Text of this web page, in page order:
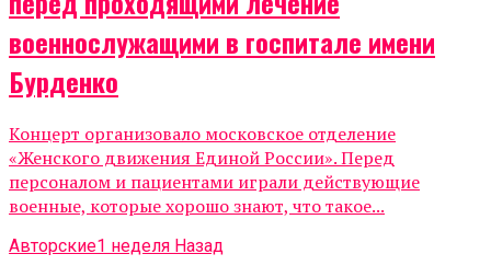
военнослужащими в госпитале имени
Бурденко
Концерт организовало московское отделение
«Женского движения Единой России». Перед
персоналом и пациентами играли действующие
военные, которые хорошо знают, что такое...
Авторские1 неделя Назад